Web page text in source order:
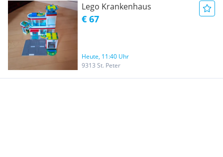
Lego Krankenhaus
€ 67
Heute, 11:40 Uhr
9313 St. Peter